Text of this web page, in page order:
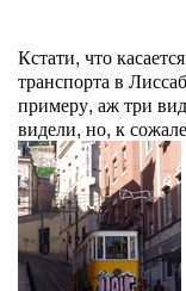
Кстати, что
транспорта в
примеру, аж три
видели, но, к